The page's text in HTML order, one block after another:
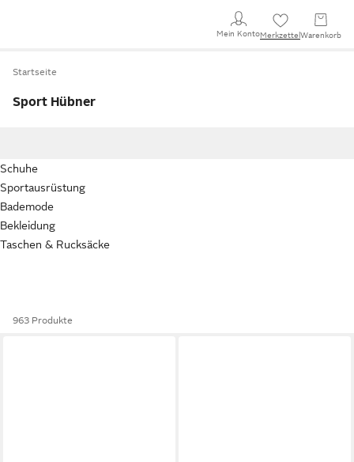
Mein KontoMerkzettel Warenkorb
Startseite
Sport Hübner
Schuhe
Sportausrüstung
Bademode
Bekleidung
Taschen & Rucksäcke
963 Produkte